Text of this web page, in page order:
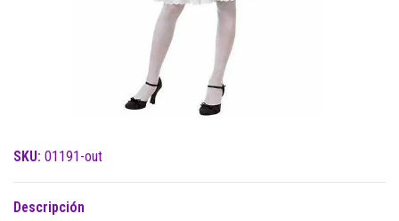
SKU: 01191-out
Descripción